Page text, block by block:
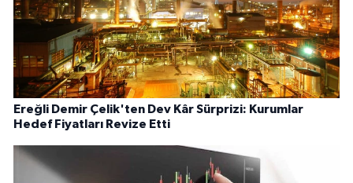
Ereğli Demir Çelik'ten Dev Kâr Sürprizi: Kurumlar
Hedef Fiyatları Revize Etti